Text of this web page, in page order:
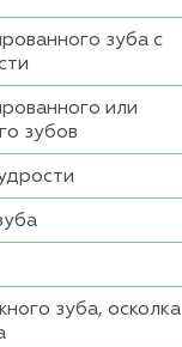
зуба с
или
зубов
зуба, осколка